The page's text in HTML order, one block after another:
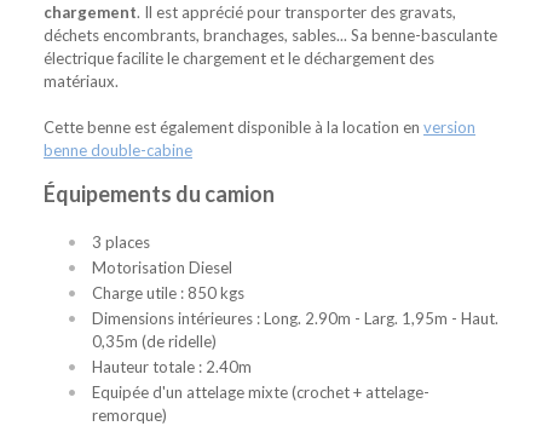
chargement. Il est apprécié pour transporter des gravats,
déchets encombrants, branchages, sables... Sa benne-basculante
électrique facilite le chargement et le déchargement des
matériaux.
Cette benne est également disponible à la location en version
benne double-cabine
Équipements du camion
3 places
Motorisation Diesel
Charge utile : 850 kgs
Dimensions intérieures : Long. 2.90m - Larg. 1,95m - Haut.
0,35m (de ridelle)
Hauteur totale : 2.40m
Equipée d'un attelage mixte (crochet + attelage-
remorque)